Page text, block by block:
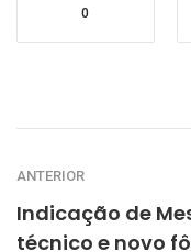
0
ANTERIOR
Indicação de
técnico e novo